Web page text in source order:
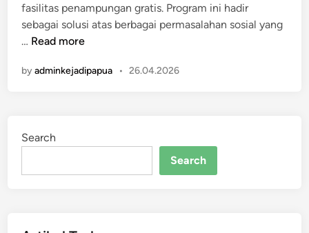
fasilitas penampungan gratis. Program ini hadir
sebagai solusi atas berbagai permasalahan sosial yang
… T
r
s
n
Read more
byadminkejadipapua • 26.04.2026
Search
Search